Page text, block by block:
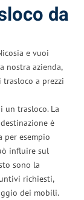
da
e vuoi
nostra azienda,
trasloco a prezzi
trasloco. La
è
per esempio
influire sul
sono la
richiesti,
dei mobili.